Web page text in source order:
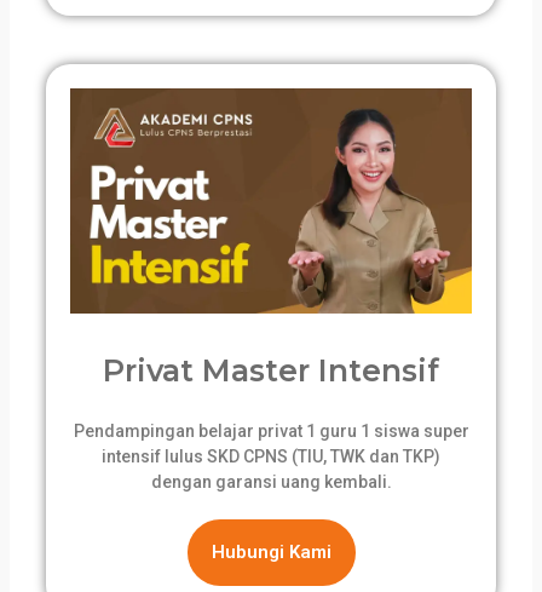
Privat Master Intensif
Pendampingan belajar privat 1 guru 1 siswa super
intensif lulus SKD CPNS (TIU, TWK dan TKP)
dengan garansi uang kembali.
Hubungi Kami